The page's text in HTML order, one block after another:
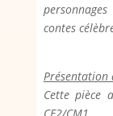
contes
Présentation
Cette pièce